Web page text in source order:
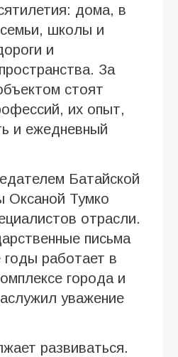
дома, в
школы и
и
За
стоят
их опыт,
и ежедневный
Батайской
Оксаной Тумко
отрасли.
письма
годы работает в
города и
уважение
развиваться.